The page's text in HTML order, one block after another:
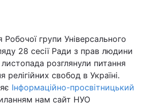
Робочої групи Універсального
28 сесії Ради з прав людини
розглянули питання
свобод в Україні.
Інформаційно-просвітницький
нам сайт НУО